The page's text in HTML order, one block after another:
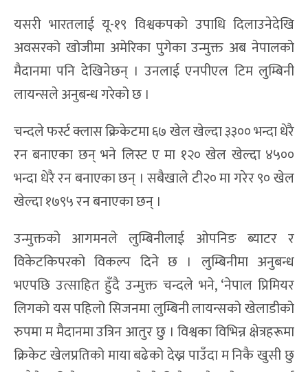
यसरी भारतलाई यू-१९ विश्वकपको उपाधि दिलाउनेदेखि
अवसरको खोजीमा अमेरिका पुगेका उन्मुक्त अब नेपालको
मैदानमा पनि देखिनेछन् । उनलाई एनपीएल टिम लुम्बिनी
लायन्सले अनुबन्ध गरेको छ ।
चन्दले फर्स्ट क्लास क्रिकेटमा ६७ खेल खेल्दा ३३०० भन्दा धेरै
रन बनाएका छन् भने लिस्ट ए मा १२० खेल खेल्दा ४५००
भन्दा धेरै रन बनाएका छन् । सबैखाले टी२० मा गरेर ९० खेल
खेल्दा १७९५ रन बनाएका छन् ।
उन्मुक्तको आगमनले लुम्बिनीलाई ओपनिङ ब्याटर र
विकेटकिपरको विकल्प दिने छ । लुम्बिनीमा अनुबन्ध
भएपछि उत्साहित हुँदै उन्मुक्त चन्दले भने, ‘नेपाल प्रिमियर
लिगको यस पहिलो सिजनमा लुम्बिनी लायन्सको खेलाडीको
रुपमा म मैदानमा उत्रिन आतुर छु । विश्वका विभिन्न क्षेत्रहरूमा
क्रिकेट खेलप्रतिको माया बढेको देख्न पाउँदा म निकै खुसी छु